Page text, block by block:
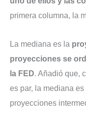
primera columna, la
La mediana es la
proyecciones se
la FED. Añadió que,
es par, la mediana
proyecciones